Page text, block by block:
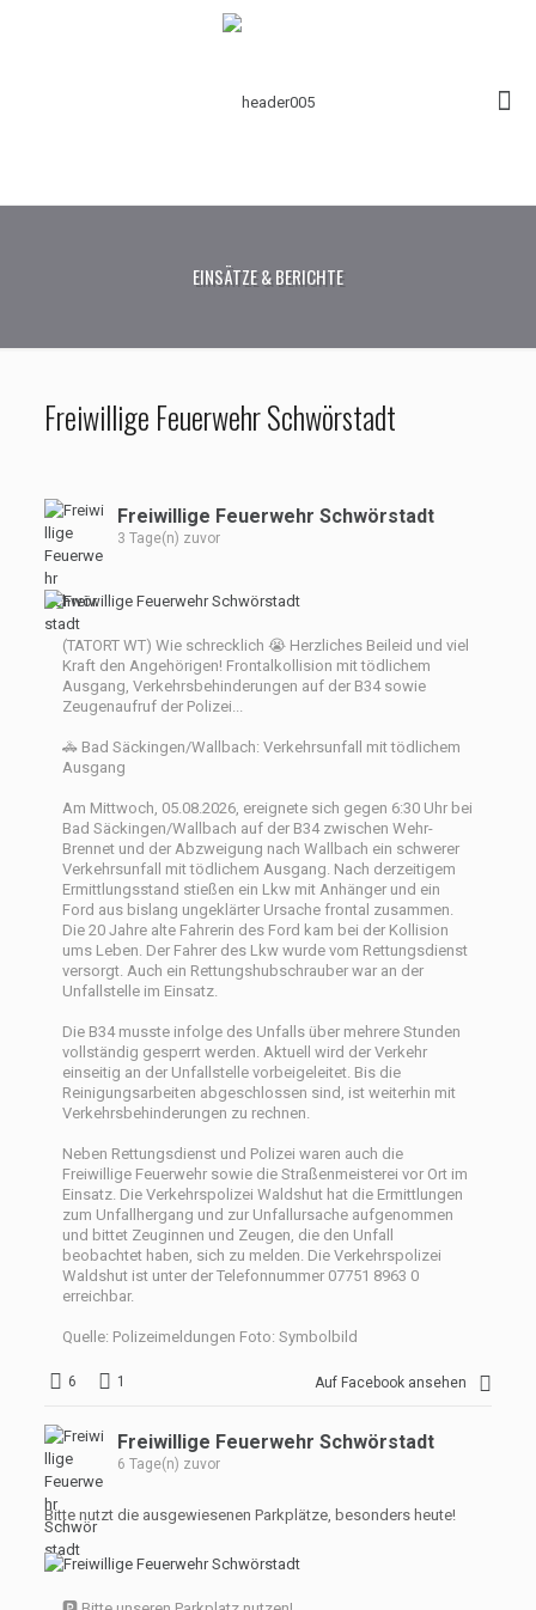
EINSÄTZE & BERICHTE
Freiwillige Feuerwehr Schwörstadt
Freiwillige Feuerwehr Schwörstadt
3 Tage(n) zuvor
(TATORT WT) Wie schrecklich 😭 Herzliches Beileid und viel
Kraft den Angehörigen! Frontalkollision mit tödlichem
Ausgang, Verkehrsbehinderungen auf der B34 sowie
Zeugenaufruf der Polizei...
🚓 Bad Säckingen/Wallbach: Verkehrsunfall mit tödlichem
Ausgang
Am Mittwoch, 05.08.2026, ereignete sich gegen 6:30 Uhr bei
Bad Säckingen/Wallbach auf der B34 zwischen Wehr-
Brennet und der Abzweigung nach Wallbach ein schwerer
Verkehrsunfall mit tödlichem Ausgang. Nach derzeitigem
Ermittlungsstand stießen ein Lkw mit Anhänger und ein
Ford aus bislang ungeklärter Ursache frontal zusammen.
Die 20 Jahre alte Fahrerin des Ford kam bei der Kollision
ums Leben. Der Fahrer des Lkw wurde vom Rettungsdienst
versorgt. Auch ein Rettungshubschrauber war an der
Unfallstelle im Einsatz.
Die B34 musste infolge des Unfalls über mehrere Stunden
vollständig gesperrt werden. Aktuell wird der Verkehr
einseitig an der Unfallstelle vorbeigeleitet. Bis die
Reinigungsarbeiten abgeschlossen sind, ist weiterhin mit
Verkehrsbehinderungen zu rechnen.
Neben Rettungsdienst und Polizei waren auch die
Freiwillige Feuerwehr sowie die Straßenmeisterei vor Ort im
Einsatz. Die Verkehrspolizei Waldshut hat die Ermittlungen
zum Unfallhergang und zur Unfallursache aufgenommen
und bittet Zeuginnen und Zeugen, die den Unfall
beobachtet haben, sich zu melden. Die Verkehrspolizei
Waldshut ist unter der Telefonnummer 07751 8963 0
erreichbar.
Quelle: Polizeimeldungen Foto: Symbolbild
6 1 Auf Facebook ansehen
Freiwillige Feuerwehr Schwörstadt
6 Tage(n) zuvor
Bitte nutzt die ausgewiesenen Parkplätze, besonders heute!